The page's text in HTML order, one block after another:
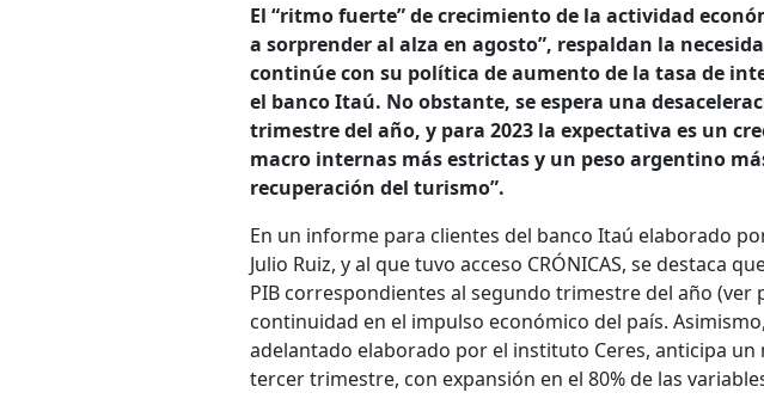
El “ritmo fuerte” de crecimiento de la actividad
a sorprender al alza en agosto”, respaldan la
continúe con su política de aumento de la tasa de
el banco Itaú. No obstante, se espera una
trimestre del año, y para 2023 la expectativa es un
macro internas más estrictas y un peso argentino
recuperación del turismo”.
En un informe para clientes del banco Itaú elaborado
Julio Ruiz, y al que tuvo acceso CRÓNICAS, se destaca
PIB correspondientes al segundo trimestre del año (ver
continuidad en el impulso económico del país.
adelantado elaborado por el instituto Ceres, anticipa
tercer trimestre, con expansión en el 80% de las